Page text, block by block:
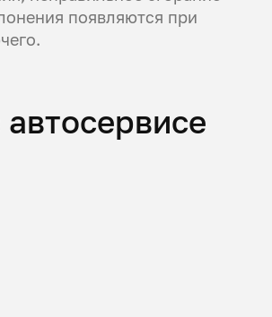
появляются при